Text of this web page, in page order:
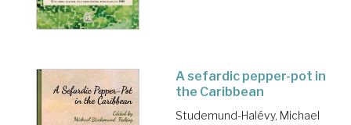
A sefardic pepper-pot in
the Caribbean
Studemund-Halévy, Michael